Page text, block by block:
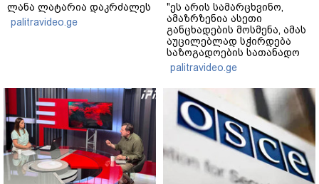
ლანა ლატარია დაკრძალეს
palitravideo.ge
"ეს არის სამარცხვინო,
ამაზრზენია ასეთი
განცხადების მოსმენა, ამას
აუცილებლად სჭირდება
საზოგადოების სათანადო
რეაქცია" - ირაკლი
კობახიძე
palitravideo.ge